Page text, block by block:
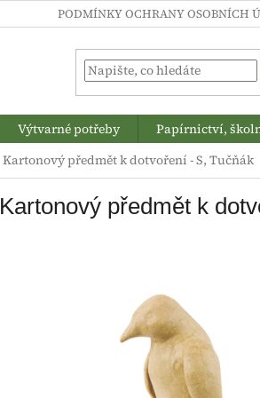
PODMÍNKY OCHRANY OSOBNÍCH
Výtvarné potřeby Papírnictví,
Kartonový předmět k dotvoření - S, Tučňák
Kartonový předmět k